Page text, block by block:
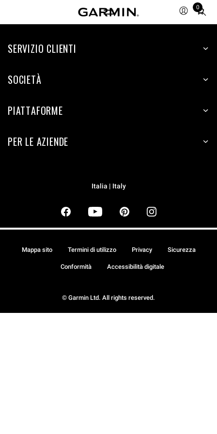
0
Total
items
cart:
SERVIZIO CLIENTI
SOCIETÀ
PIATTAFORME
PER LE AZIENDE
Italia | Italy
© Garmin Ltd. All rights reserved.
Mappa sito Termini di utilizzo Privacy Sicurezza
Conformità Accessibilità digitale